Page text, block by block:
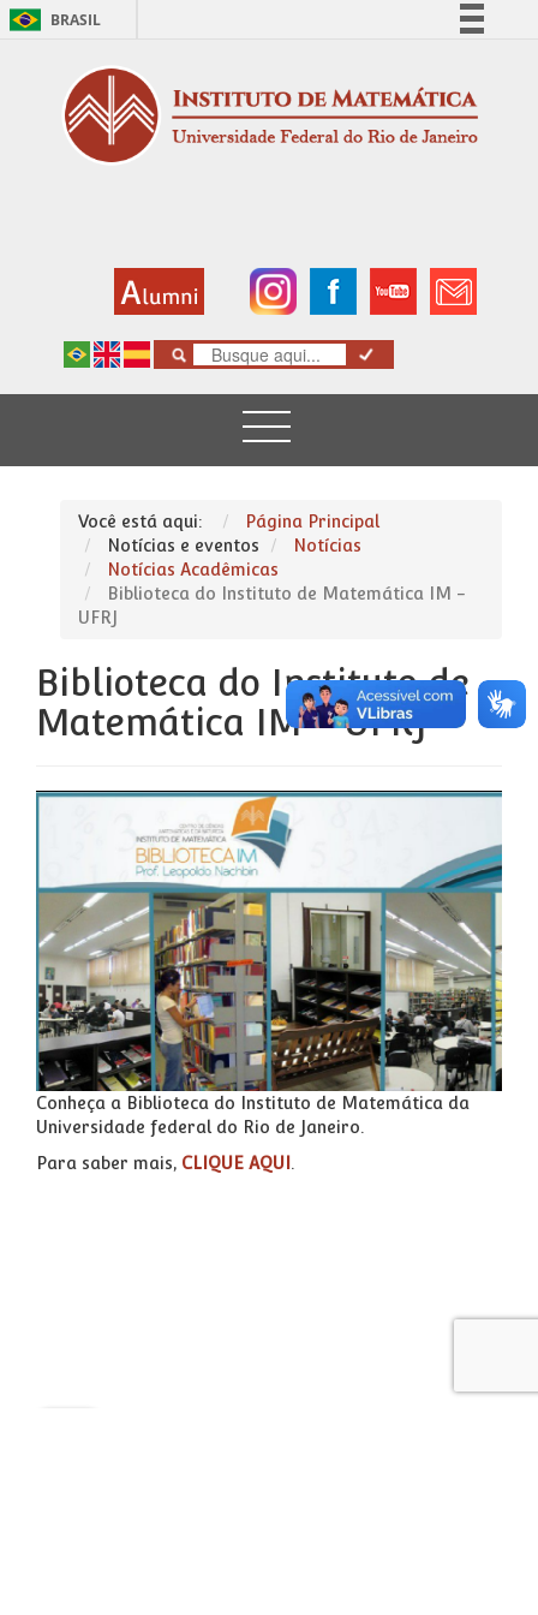
BRASIL
Comunica BR
Participe
Você está aqui:
Página Principal
Notícias e eventos
Notícias
Notícias Acadêmicas
Biblioteca do Instituto de Matemática IM -
UFRJ
Biblioteca do Instituto de
Matemática IM - UFRJ
Conheça a Biblioteca do Instituto de Matemática da
Universidade federal do Rio de Janeiro.
Para saber mais, CLIQUE AQUI .